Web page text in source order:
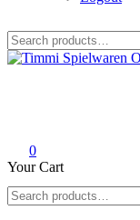
for:
0
Your Cart
for: